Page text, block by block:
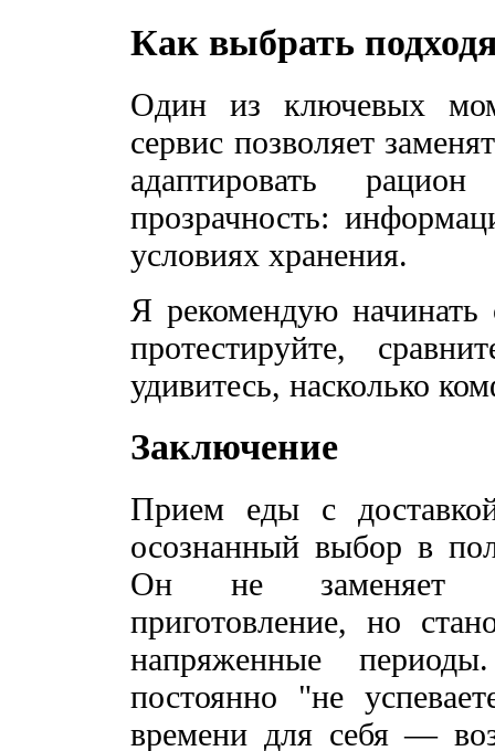
Как выбрать
Один из ключевых
сервис позволяет
адаптировать
прозрачность:
условиях хранения.
Я рекомендую
протестируйте,
удивитесь, насколько
Заключение
Прием еды с
осознанный выбор в
Он не заменяет
приготовление, но
напряженные
постоянно "не
времени для себя —